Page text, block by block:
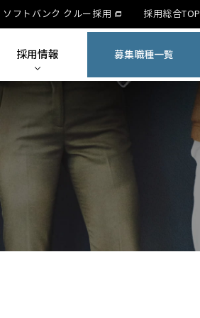
ソフトバンク クルー採用 採用総合TOP
採用情報 募集職種一覧